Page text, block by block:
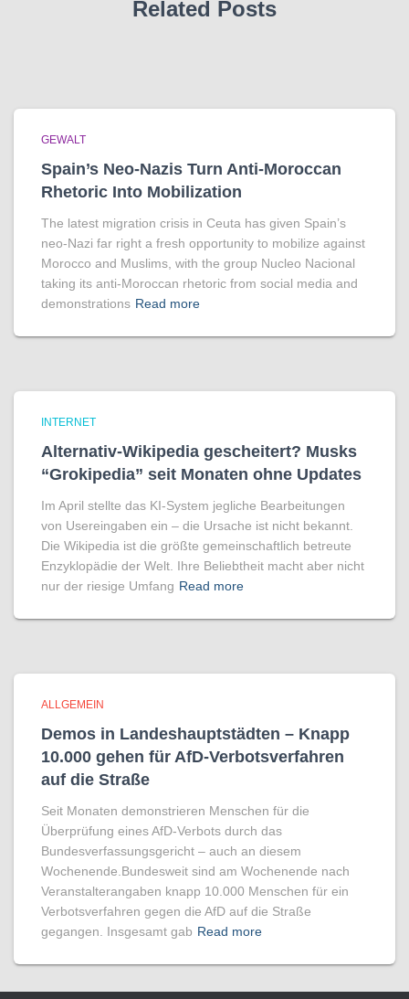
Related Posts
GEWALT
Spain’s Neo-Nazis Turn Anti-Moroccan
Rhetoric Into Mobilization
The latest migration crisis in Ceuta has given Spain’s
neo-Nazi far right a fresh opportunity to mobilize against
Morocco and Muslims, with the group Nucleo Nacional
taking its anti-Moroccan rhetoric from social media and
demonstrations Read more
INTERNET
Alternativ-Wikipedia gescheitert? Musks
“Grokipedia” seit Monaten ohne Updates
Im April stellte das KI-System jegliche Bearbeitungen
von Usereingaben ein – die Ursache ist nicht bekannt.
Die Wikipedia ist die größte gemeinschaftlich betreute
Enzyklopädie der Welt. Ihre Beliebtheit macht aber nicht
nur der riesige Umfang Read more
ALLGEMEIN
Demos in Landeshauptstädten – Knapp
10.000 gehen für AfD-Verbotsverfahren
auf die Straße
Seit Monaten demonstrieren Menschen für die
Überprüfung eines AfD-Verbots durch das
Bundesverfassungsgericht – auch an diesem
Wochenende.Bundesweit sind am Wochenende nach
Veranstalterangaben knapp 10.000 Menschen für ein
Verbotsverfahren gegen die AfD auf die Straße
gegangen. Insgesamt gab Read more